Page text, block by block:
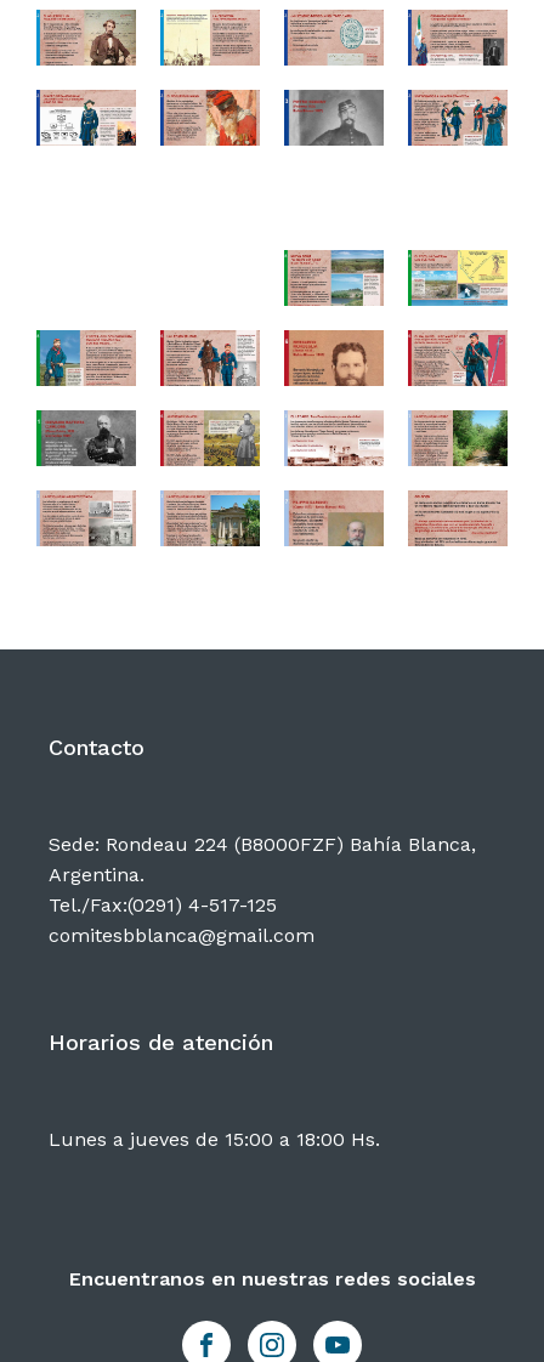
Contacto
Sede: Rondeau 224 (B8000FZF) Bahía Blanca,
Argentina.
Tel./Fax:(0291) 4-517-125
comitesbblanca@gmail.com
Horarios de atención
Lunes a jueves de 15:00 a 18:00 Hs.
Encuentranos en nuestras redes sociales
Noticias